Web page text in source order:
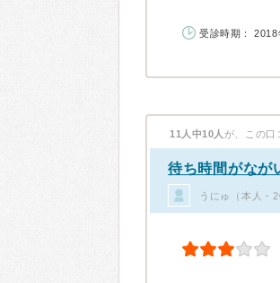
受診時期： 2018
11人中10人 が、この口
待ち時間がなが
うにゅ（本人・